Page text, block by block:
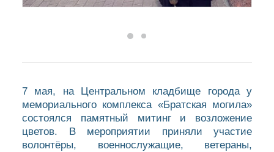
7 мая, на Центральном кладбище города у
мемориального комплекса «Братская могила»
состоялся памятный митинг и возложение
цветов. В мероприятии приняли участие
волонтёры, военнослужащие, ветераны,